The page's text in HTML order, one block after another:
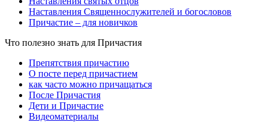
Наставления Священнослужителей и богословов
Причастие – для новичков
Что полезно знать для Причастия
Препятствия причастию
О посте перед причастием
как часто можно причащаться
После Причастия
Дети и Причастие
Видеоматериалы